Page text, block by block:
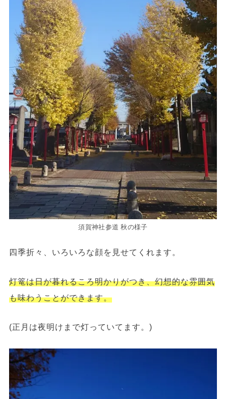
須賀神社参道 秋の様子
四季折々、いろいろな顔を見せてくれます。
灯篭は日が暮れるころ明かりがつき、幻想的な雰囲気
も味わうことができます。
(正月は夜明けまで灯っていてます。)